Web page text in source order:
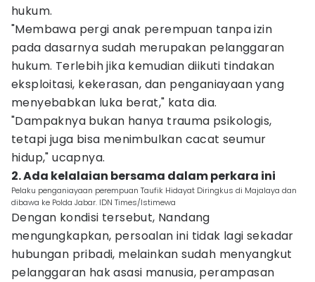
hukum.
"Membawa pergi anak perempuan tanpa izin
pada dasarnya sudah merupakan pelanggaran
hukum. Terlebih jika kemudian diikuti tindakan
eksploitasi, kekerasan, dan penganiayaan yang
menyebabkan luka berat," kata dia.
"Dampaknya bukan hanya trauma psikologis,
tetapi juga bisa menimbulkan cacat seumur
hidup," ucapnya.
2. Ada kelalaian bersama dalam perkara ini
Pelaku penganiayaan perempuan Taufik Hidayat Diringkus di Majalaya dan
dibawa ke Polda Jabar. IDN Times/Istimewa
Dengan kondisi tersebut, Nandang
mengungkapkan, persoalan ini tidak lagi sekadar
hubungan pribadi, melainkan sudah menyangkut
pelanggaran hak asasi manusia, perampasan